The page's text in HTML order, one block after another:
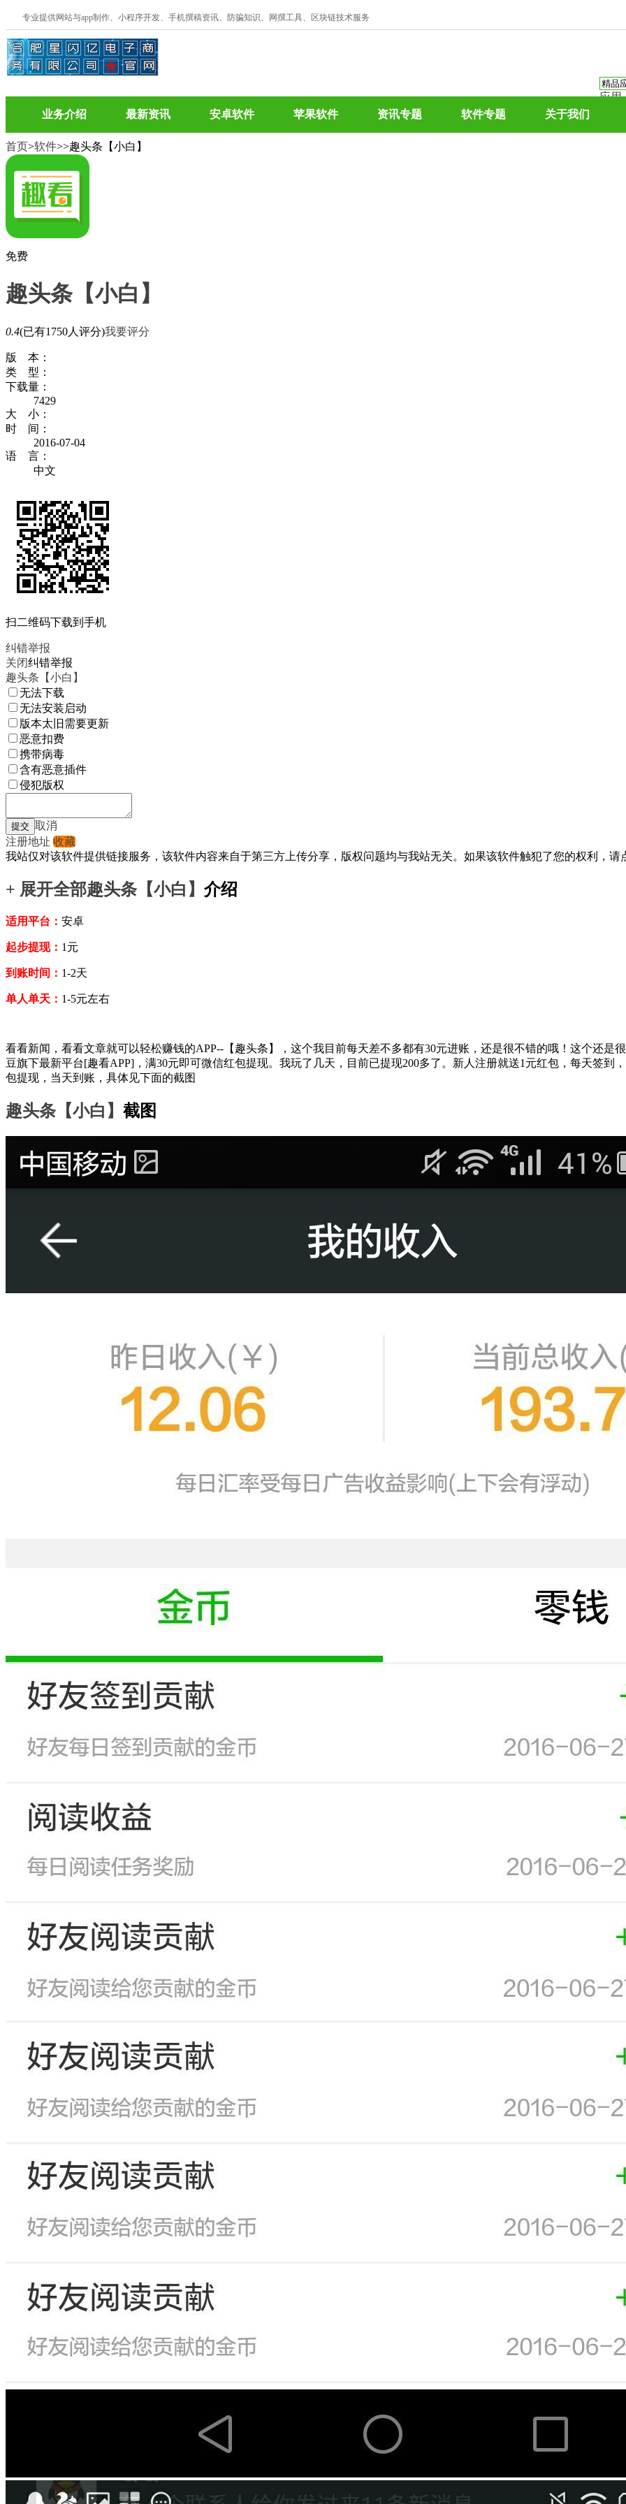
专业提供网站与app制作、小程序开发、手机撰稿资讯、防骗知识、网撰工具、区块链技术服务
应用
业务介绍 最新资讯 安卓软件 苹果软件 资讯专题 软件专题 关于我们
首页>软件>>趣头条【小白】
免费
趣头条【小白】
0.4(已有1750人评分)我要评分
版 本：
类 型：
下载量：
7429
大 小：
时 间：
2016-07-04
语 言：
中文
扫二维码下载到手机
纠错举报
关闭纠错举报
趣头条【小白】
无法下载
无法安装启动
版本太旧需要更新
恶意扣费
携带病毒
含有恶意插件
侵犯版权
取消
注册地址 收藏
我站仅对该软件提供链接服务，该软件内容来自于第三方上传分享，版权问题均与我站无关。如果该软件触犯了您的权利，请
+ 展开全部趣头条【小白】 介绍
适用平台： 安卓
起步提现： 1元
到账时间： 1-2天
单人单天： 1-5元左右
看看新闻，看看文章就可以轻松赚钱的APP--【趣头条】，这个我目前每天差不多都有30元进账，还是很不错的哦！这个还是
豆旗下最新平台[趣看APP]，满30元即可微信红包提现。我玩了几天，目前已提现200多了。新人注册就送1元红包，每天签到
包提现，当天到账，具体见下面的截图
趣头条【小白】 截图